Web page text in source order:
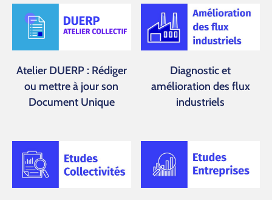
Atelier DUERP : Rédiger
ou mettre à jour son
Document Unique
Diagnostic et
amélioration des flux
industriels